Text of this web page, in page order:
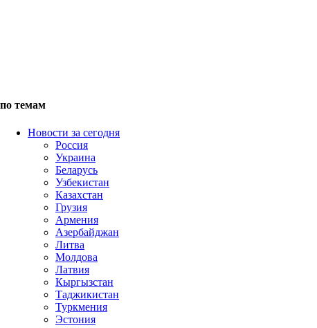
по темам
Новости за сегодня
Россия
Украина
Беларусь
Узбекистан
Казахстан
Грузия
Армения
Азербайджан
Литва
Молдова
Латвия
Кыргызстан
Таджикистан
Туркмения
Эстония